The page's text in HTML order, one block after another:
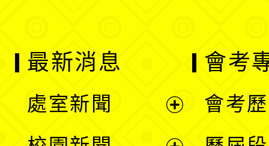
最新消息
處室新聞
會考
會考